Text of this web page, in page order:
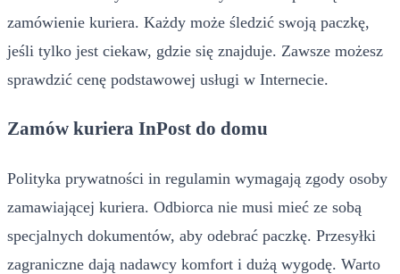
zamówienie kuriera. Każdy może śledzić swoją paczkę,
jeśli tylko jest ciekaw, gdzie się znajduje. Zawsze możesz
sprawdzić cenę podstawowej usługi w Internecie.
Zamów kuriera InPost do domu
Polityka prywatności in regulamin wymagają zgody osoby
zamawiającej kuriera. Odbiorca nie musi mieć ze sobą
specjalnych dokumentów, aby odebrać paczkę. Przesyłki
zagraniczne dają nadawcy komfort i dużą wygodę. Warto